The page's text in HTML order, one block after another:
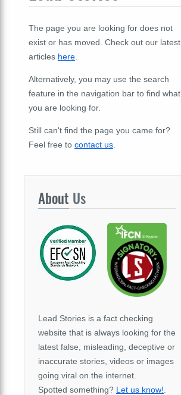
The page you are looking for does not
exist or has moved. Check out our latest
articles here
Alternatively, you may use the search
feature in the navigation bar to find what
you are looking for.
Still can't find the page you came for?
Feel free to contact us
About Us
Lead Stories is a fact checking
website that is always looking for the
latest false, misleading, deceptive or
inaccurate stories, videos or images
going viral on the internet.
Spotted something? Let us know!